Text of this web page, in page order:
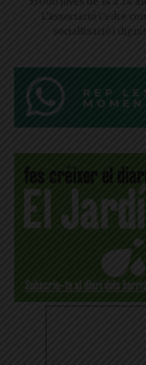
L'associació Cedre
socialització i
REP